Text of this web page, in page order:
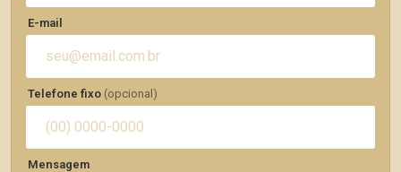
E-mail
Telefone fixo (opcional)
Mensagem